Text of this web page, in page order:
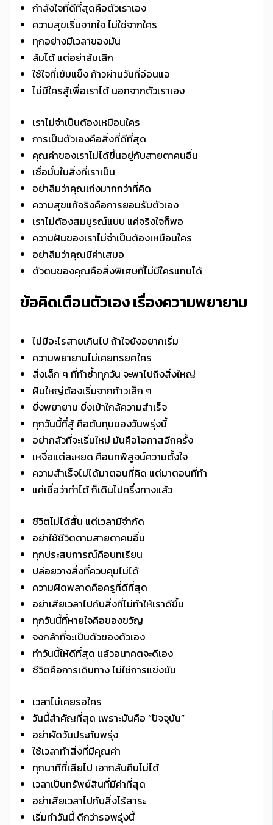
กำลังใจที่ดีที่สุดคือตัวเราเอง
ความสุขเริ่มจากใจ ไม่ใช่จากใคร
ทุกอย่างมีเวลาของมัน
ล้มได้ แต่อย่าล้มเลิก
ใช้ใจที่เข้มแข็ง ก้าวผ่านวันที่อ่อนแอ
ไม่มีใครสู้เพื่อเราได้ นอกจากตัวเราเอง
เราไม่จำเป็นต้องเหมือนใคร
การเป็นตัวเองคือสิ่งที่ดีที่สุด
คุณค่าของเราไม่ได้ขึ้นอยู่กับสายตาคนอื่น
เชื่อมั่นในสิ่งที่เราเป็น
อย่าลืมว่าคุณเก่งมากกว่าที่คิด
ความสุขแท้จริงคือการยอมรับตัวเอง
เราไม่ต้องสมบูรณ์แบบ แค่จริงใจก็พอ
ความฝันของเราไม่จำเป็นต้องเหมือนใคร
อย่าลืมว่าคุณมีค่าเสมอ
ตัวตนของคุณคือสิ่งพิเศษที่ไม่มีใครแทนได้
ข้อคิดเตือนตัวเอง เรื่องความพยายาม
ไม่มีอะไรสายเกินไป ถ้าใจยังอยากเริ่ม
ความพยายามไม่เคยทรยศใคร
สิ่งเล็ก ๆ ที่ทำซ้ำทุกวัน จะพาไปถึงสิ่งใหญ่
ฝันใหญ่ต้องเริ่มจากก้าวเล็ก ๆ
ยิ่งพยายาม ยิ่งเข้าใกล้ความสำเร็จ
ทุกวันนี้ที่สู้ คือต้นทุนของวันพรุ่งนี้
อย่ากลัวที่จะเริ่มใหม่ มันคือโอกาสอีกครั้ง
เหงื่อแต่ละหยด คือบทพิสูจน์ความตั้งใจ
ความสำเร็จไม่ได้มาตอนที่คิด แต่มาตอนที่ทำ
แค่เชื่อว่าทำได้ ก็เดินไปครึ่งทางแล้ว
ชีวิตไม่ได้สั้น แต่เวลามีจำกัด
อย่าใช้ชีวิตตามสายตาคนอื่น
ทุกประสบการณ์คือบทเรียน
ปล่อยวางสิ่งที่ควบคุมไม่ได้
ความผิดพลาดคือครูที่ดีที่สุด
อย่าเสียเวลาไปกับสิ่งที่ไม่ทำให้เราดีขึ้น
ทุกวันนี้ที่หายใจคือของขวัญ
จงกล้าที่จะเป็นตัวของตัวเอง
ทำวันนี้ให้ดีที่สุด แล้วอนาคตจะดีเอง
ชีวิตคือการเดินทาง ไม่ใช่การแข่งขัน
เวลาไม่เคยรอใคร
วันนี้สำคัญที่สุด เพราะมันคือ “ปัจจุบัน”
อย่าผัดวันประกันพรุ่ง
ใช้เวลาทำสิ่งที่มีคุณค่า
ทุกนาทีที่เสียไป เอากลับคืนไม่ได้
เวลาเป็นทรัพย์สินที่มีค่าที่สุด
อย่าเสียเวลาไปกับสิ่งไร้สาระ
เริ่มทำวันนี้ ดีกว่ารอพรุ่งนี้